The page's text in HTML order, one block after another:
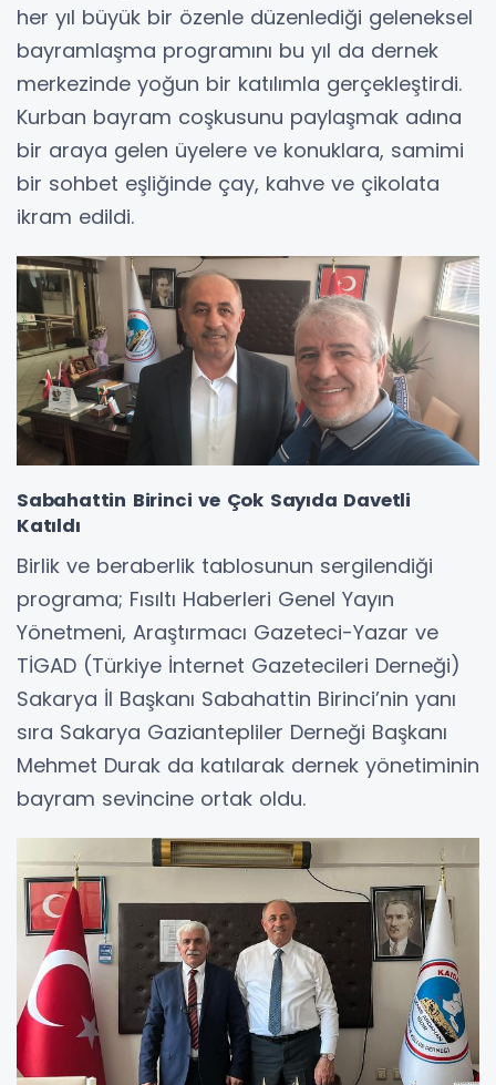
her yıl büyük bir özenle düzenlediği geleneksel
bayramlaşma programını bu yıl da dernek
merkezinde yoğun bir katılımla gerçekleştirdi.
Kurban bayram coşkusunu paylaşmak adına
bir araya gelen üyelere ve konuklara, samimi
bir sohbet eşliğinde çay, kahve ve çikolata
ikram edildi.
Sabahattin Birinci ve Çok Sayıda Davetli
Katıldı
Birlik ve beraberlik tablosunun sergilendiği
programa; Fısıltı Haberleri Genel Yayın
Yönetmeni, Araştırmacı Gazeteci-Yazar ve
TİGAD (Türkiye İnternet Gazetecileri Derneği)
Sakarya İl Başkanı Sabahattin Birinci’nin yanı
sıra Sakarya Gaziantepliler Derneği Başkanı
Mehmet Durak da katılarak dernek yönetiminin
bayram sevincine ortak oldu.